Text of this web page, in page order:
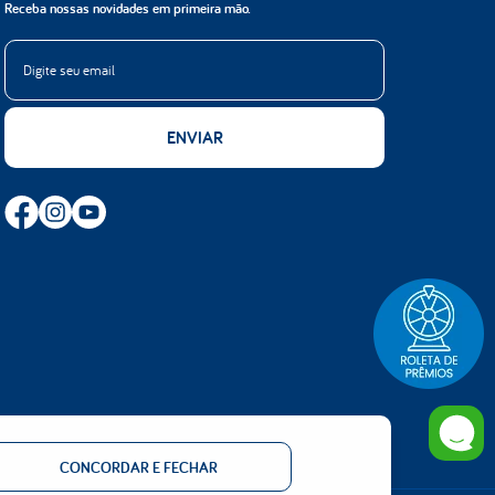
CONCORDAR E FECHAR
de molas do que o exigido pelo INMETRO.
Receba nossas novidades em primeira mão.
ENVIAR
DESENVOLVIDO POR